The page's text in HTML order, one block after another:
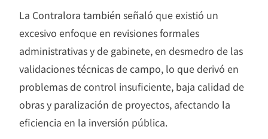
La Contralora también señaló que existió un
excesivo enfoque en revisiones formales
administrativas y de gabinete, en desmedro de las
validaciones técnicas de campo, lo que derivó en
problemas de control insuficiente, baja calidad de
obras y paralización de proyectos, afectando la
eficiencia en la inversión pública.